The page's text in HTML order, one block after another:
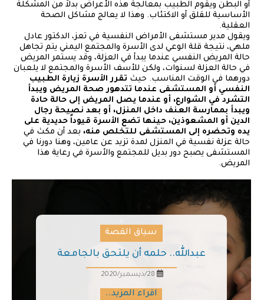
أو البطن ويقوم الطبيب بمعالجة هذه الأعراض بدلاً من المشكلة
الأساسية للقلق أو الاكتئاب. وهذا لا يعالج مشاكل الصحة
العقلية.
ويقول مدير مستشفى الأمراض النفسية في تعز، الدكتور عادل
ملهي، نتيجة قلة الوعي لدى الأسرة والمجتمع اليمني يتم تجاهل
حالة المريض النفسي عندما يبدأ في العزلة، وقد يستمر المريض
في حالة العزلة لسنوات، ولكن للأسف الأسرة والمجتمع لا يلعبان
دورهما في الوقت المناسب. حيث تقرر الأسرة زيارة الطبيب
النفسي أو المستشفى عندما تتدهور صحة المريض ويبدأ
التشرد في الشوارع، أو عندما يصل المريض إلى حالة حادة
ويبدأ بممارسة العنف داخل المنزل، أو بعد نصيحة رجال
الدين أو المشعوذين، حينها تضع الأسرة قيوداً حديدية على
يده وتحضره إلى المستشفى للتخلص منه، بعد أن مكث في
حالة عزلة نفسية في المنزل لمدة تزيد عن عامين، وهنا دورنا في
المستشفى يصبح دور بديل للمجتمع والأسرة في رعاية هذا
المريض.
سياق القصة
عبدالله.. حلمه أن يلتحق بالجامعة
اقراء المزيد..